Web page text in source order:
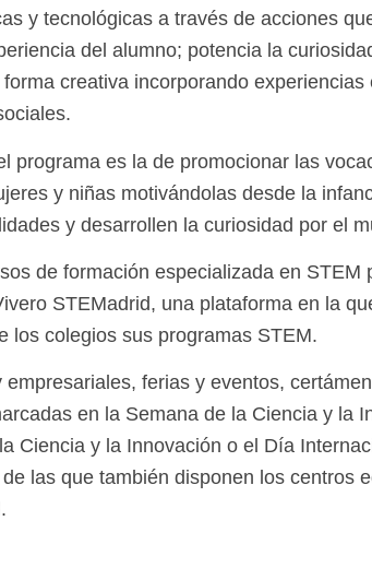
y tecnológicas a través de acciones
del alumno; potencia la
creativa incorporando experiencias
programa es la de promocionar las
y niñas motivándolas desde la
y desarrollen la curiosidad por el
de formación especializada en STEM
STEMadrid, una plataforma en la
los colegios sus programas STEM.
ferias y eventos,
en la Semana de la Ciencia y la
Ciencia y la Innovación o el Día
las que también disponen los centros